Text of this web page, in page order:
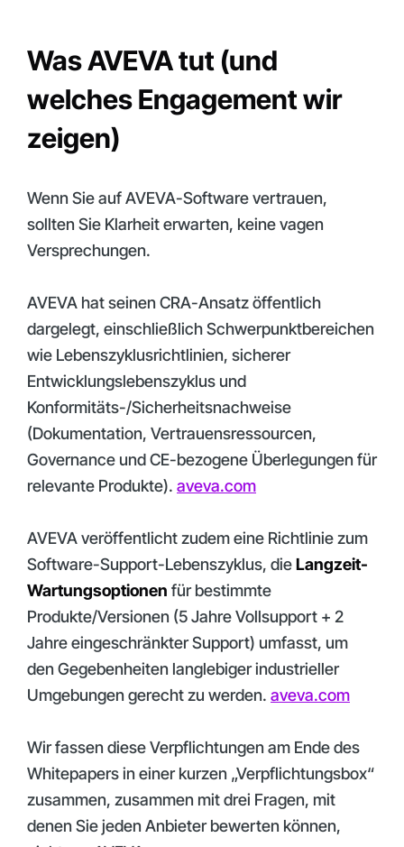
Was AVEVA tut (und
welches Engagement wir
zeigen)
Wenn Sie auf AVEVA-Software vertrauen,
sollten Sie Klarheit erwarten, keine vagen
Versprechungen.
AVEVA hat seinen CRA-Ansatz öffentlich
dargelegt, einschließlich Schwerpunktbereichen
wie Lebenszyklusrichtlinien, sicherer
Entwicklungslebenszyklus und
Konformitäts-/Sicherheitsnachweise
(Dokumentation, Vertrauensressourcen,
Governance und CE-bezogene Überlegungen für
relevante Produkte). aveva.com
AVEVA veröffentlicht zudem eine Richtlinie zum
Software-Support-Lebenszyklus, dieLangzeit-
Wartungsoptionen für bestimmte
Produkte/Versionen (5 Jahre Vollsupport + 2
Jahre eingeschränkter Support) umfasst, um
den Gegebenheiten langlebiger industrieller
Umgebungen gerecht zu werden. aveva.com
Wir fassen diese Verpflichtungen am Ende des
Whitepapers in einer kurzen „Verpflichtungsbox“
zusammen, zusammen mit drei Fragen, mit
denen Sie jeden Anbieter bewerten können,